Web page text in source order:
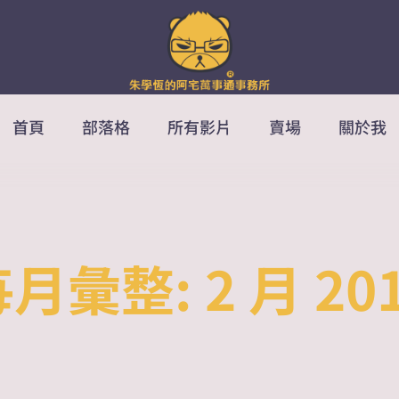
首頁 部落格 所有影片 賣場 關於我
彙整: 2 月